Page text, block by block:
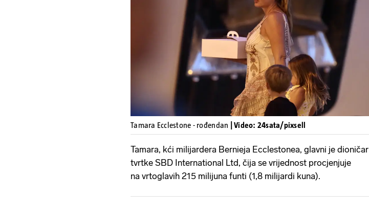
Pokretanje videa...
Tamara Ecclestone - rođendan | Video: 24sata/pixsell
Tamara, kći milijardera Bernieja Ecclestonea, glavni je dioničar
tvrtke SBD International Ltd, čija se vrijednost procjenjuje
na vrtoglavih 215 milijuna funti (1,8 milijardi kuna).